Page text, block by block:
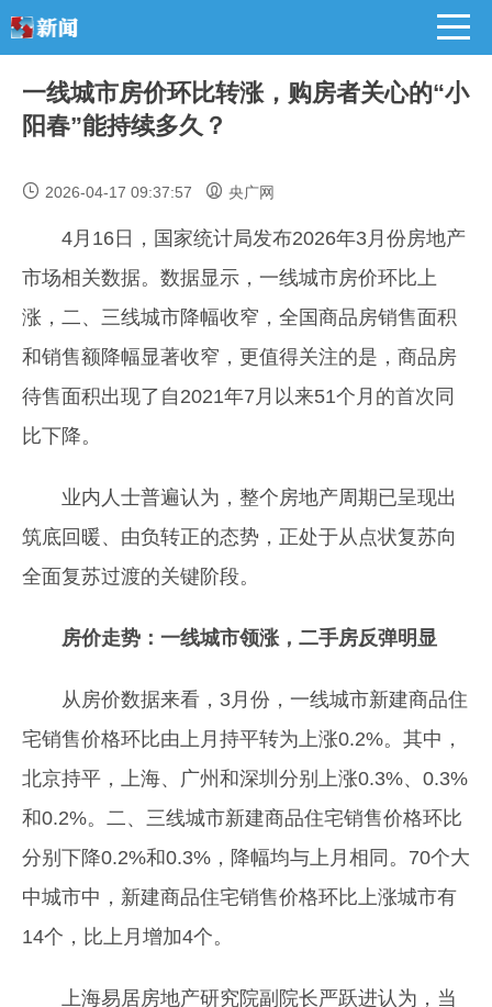
一线城市房价环比转涨，购房者关心的“小
阳春”能持续多久？
2026-04-17 09:37:57 央广网
4月16日，国家统计局发布2026年3月份房地产
市场相关数据。数据显示，一线城市房价环比上
涨，二、三线城市降幅收窄，全国商品房销售面积
和销售额降幅显著收窄，更值得关注的是，商品房
待售面积出现了自2021年7月以来51个月的首次同
比下降。
业内人士普遍认为，整个房地产周期已呈现出
筑底回暖、由负转正的态势，正处于从点状复苏向
全面复苏过渡的关键阶段。
房价走势：一线城市领涨，二手房反弹明显
从房价数据来看，3月份，一线城市新建商品住
宅销售价格环比由上月持平转为上涨0.2%。其中，
北京持平，上海、广州和深圳分别上涨0.3%、0.3%
和0.2%。二、三线城市新建商品住宅销售价格环比
分别下降0.2%和0.3%，降幅均与上月相同。70个大
中城市中，新建商品住宅销售价格环比上涨城市有
14个，比上月增加4个。
上海易居房地产研究院副院长严跃进认为，当